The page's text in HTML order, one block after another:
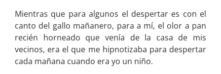
Mientras que para algunos el despertar es con el
canto del gallo mañanero, para a mí, el olor a pan
recién horneado que venía de la casa de mis
vecinos, era el que me hipnotizaba para despertar
cada mañana cuando era yo un niño.